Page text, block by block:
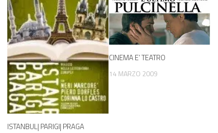
ISTANBUL| PARIGI| PRAGA
CINEMA E’ TEATRO
14 MARZO 2009